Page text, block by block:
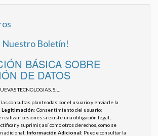
Nuestro Boletín!
BÁSICA SOBRE
DE DATOS
TECNOLOGIAS, S.L.
consultas planteadas por el usuario y enviarle la
Legitimación: Consentimiento del usuario;
realizan cesiones si existe una obligación legal;
y suprimir, así como otros derechos, como se
adicional; Información Adicional: Puede consultar la